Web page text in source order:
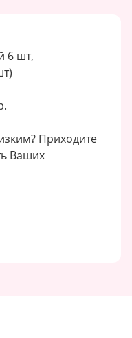
6 шт,
Приходите
Ваших